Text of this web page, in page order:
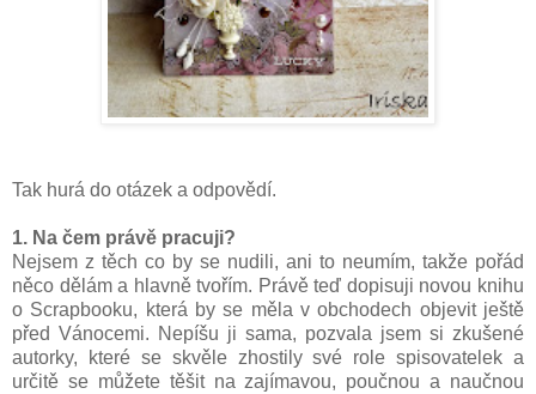
Tak hurá do otázek a odpovědí.
1. Na čem právě pracuji?
Nejsem z těch co by se nudili, ani to neumím, takže pořád
něco dělám a hlavně tvořím. Právě teď dopisuji novou knihu
o Scrapbooku, která by se měla v obchodech objevit ještě
před Vánocemi. Nepíšu ji sama, pozvala jsem si zkušené
autorky, které se skvěle zhostily své role spisovatelek a
určitě se můžete těšit na zajímavou, poučnou a naučnou